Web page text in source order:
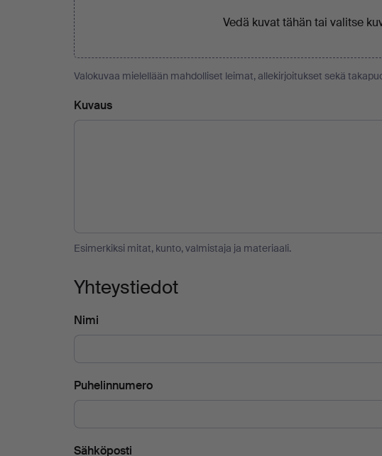
Vedä kuvat tähän taivalitse
Valokuvaa mielellään mahdolliset leimat, allekirjoitukset sekä
Kuvaus
Esimerkiksi mitat, kunto, valmistaja ja materiaali.
Yhteystiedot
Nimi
Puhelinnumero
Sähköposti